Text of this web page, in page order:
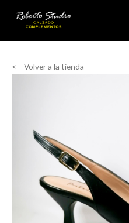
<-- Volver a la tienda